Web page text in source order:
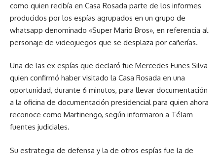
como quien recibía en Casa Rosada parte de los informes
producidos por los espías agrupados en un grupo de
whatsapp denominado «Super Mario Bros», en referencia al
personaje de videojuegos que se desplaza por cañerías.
Una de las ex espías que declaró fue Mercedes Funes Silva
quien confirmó haber visitado la Casa Rosada en una
oportunidad, durante 6 minutos, para llevar documentación
a la oficina de documentación presidencial para quien ahora
reconoce como Martinengo, según informaron a Télam
fuentes judiciales.
Su estrategia de defensa y la de otros espías fue la de